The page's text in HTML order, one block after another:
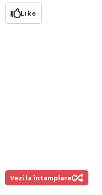
Like
Vezi la întamplare!